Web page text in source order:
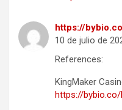
https://
10 de julio de
References:
KingMaker
https://